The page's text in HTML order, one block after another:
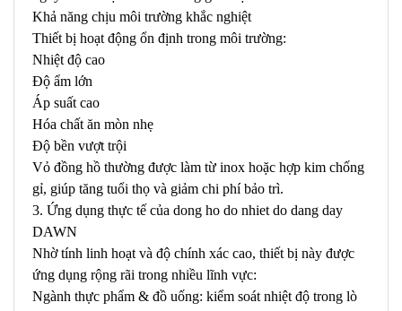
Khả năng chịu môi trường khắc nghiệt
Thiết bị hoạt động ổn định trong môi trường:
Nhiệt độ cao
Độ ẩm lớn
Áp suất cao
Hóa chất ăn mòn nhẹ
Độ bền vượt trội
Vỏ đồng hồ thường được làm từ inox hoặc hợp kim chống
gỉ, giúp tăng tuổi thọ và giảm chi phí bảo trì.
3. Ứng dụng thực tế của dong ho do nhiet do dang day
DAWN
Nhờ tính linh hoạt và độ chính xác cao, thiết bị này được
ứng dụng rộng rãi trong nhiều lĩnh vực:
Ngành thực phẩm & đồ uống: kiểm soát nhiệt độ trong lò